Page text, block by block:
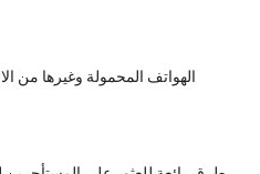
الهواتف المحمولة وغيرها من